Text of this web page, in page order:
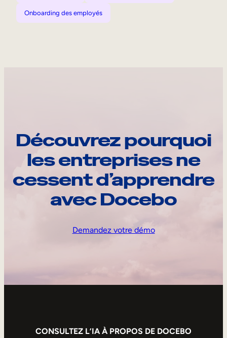
Onboarding des employés
Découvrez pourquoi
les entreprises ne
cessent d’apprendre
avec Docebo
Demandez votre démo
CONSULTEZ L’IA À PROPOS DE DOCEBO